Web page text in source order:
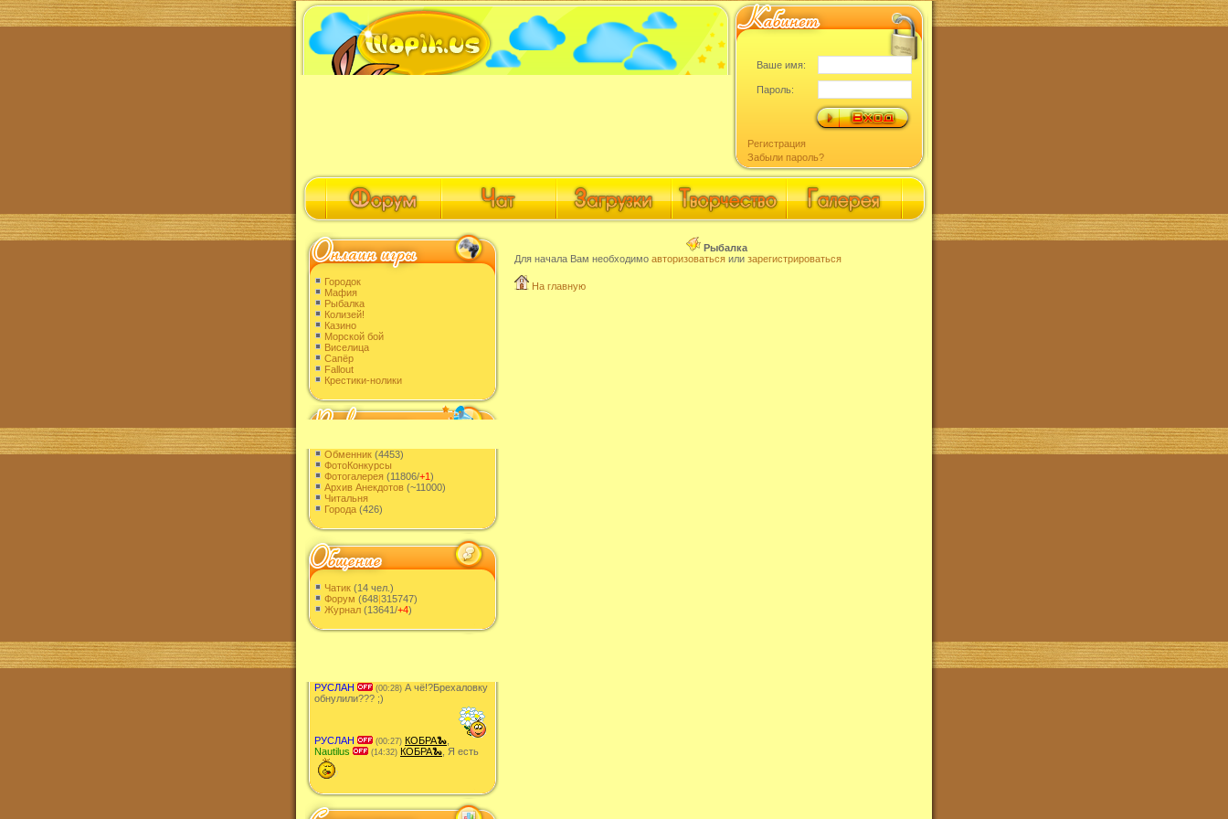
Ваше имя:
Пароль:
Регистрация
Забыли пароль?
Городок
Мафия
Рыбалка
Колизей!
Казино
Морской бой
Виселица
Сапёр
Fallout
Крестики-нолики
Обменник (4453)
ФотоКонкурсы
Фотогалерея (11806/+1)
Архив Анекдотов (~11000)
Читальня
Города (426)
Чатик (14 чел.)
Форум (648|315747)
Журнал (13641/+4)
РУСЛАН (00:28) А чë!?Брехаловку
обнулили??? ;)
РУСЛАН (00:27) КОБРА🐍
Nautilus
(14:32) КОБРА🐍 , Я есть
Рыбалка
Для начала Вам необходимо авторизоваться или зарегистрироваться
На главную